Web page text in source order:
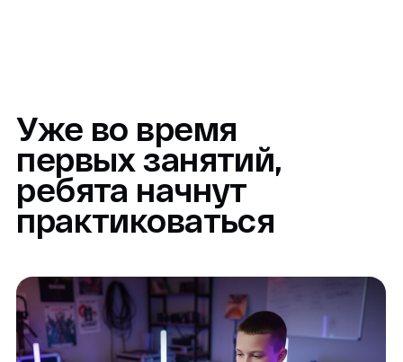
Пробовать снимать обзоры,
интервью и короткие истории